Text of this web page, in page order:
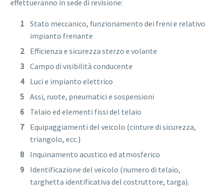
effettueranno in sede di revisione:
Stato meccanico, funzionamento dei freni e relativo
impianto frenante
Efficienza e sicurezza sterzo e volante
Campo di visibilità conducente
Luci e impianto elettrico
Assi, ruote, pneumatici e sospensioni
Telaio ed elementi fissi del telaio
Equipaggiamenti del veicolo (cinture di sicurezza,
triangolo, ecc.)
Inquinamento acustico ed atmosferico
Identificazione del veicolo (numero di telaio,
targhetta identificativa del costruttore, targa).